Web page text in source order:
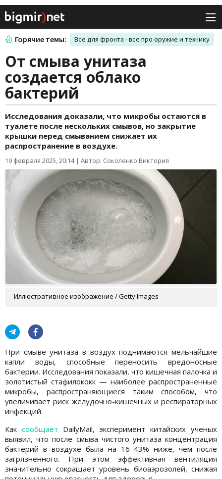
Горячие темы: Все для фронта - все про оружие и технику
От смыва унитаза
создается облако
бактерий
Исследования доказали, что микробы остаются в
туалете после нескольких смывов, но закрытие
крышки перед смыванием снижает их
распространение в воздухе.
19 февраля 2025, 20:14| Автор: Соколенко Виктория
Иллюстративное изображение / Getty Images
При смыве унитаза в воздух поднимаются мельчайшие
капли воды, способные переносить вредоносные
бактерии. Исследования показали, что кишечная палочка и
золотистый стафилококк — наиболее распространенные
микробы, распространяющиеся таким способом, что
увеличивает риск желудочно-кишечных и респираторных
инфекций.
Как сообщает DailyMail, эксперимент китайских ученых
выявил, что после смыва чистого унитаза концентрация
бактерий в воздухе была на 16–43% ниже, чем после
загрязненного. При этом эффективная вентиляция
значительно сокращает уровень биоаэрозолей, снижая